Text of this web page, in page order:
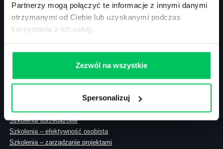
Partnerzy mogą połączyć te informacje z innymi danymi
otrzymanymi od Ciebie lub uzyskanymi podczas
korzystania z ich usług.
Zezwól na wszystkie
Spersonalizuj
00-394 Warszawa
Szkolenia menedżerskie
Szkolenia sprzedażowe
Szkolenia – efektywność osobista
Szkolenia – zarządzanie projektami